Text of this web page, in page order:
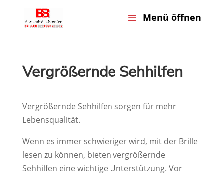
Vergrößernde Sehhilfen
Vergrößernde Sehhilfen sorgen für mehr
Lebensqualität.
Wenn es immer schwieriger wird, mit der Brille
lesen zu können, bieten vergrößernde
Sehhilfen eine wichtige Unterstützung. Vor